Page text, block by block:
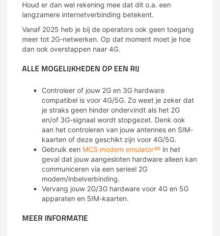
Houd er dan wel rekening mee dat dit o.a. een
langzamere internetverbinding betekent.
Vanaf 2025 heb je bij de operators ook geen toegang
meer tot 2G-netwerken. Op dat moment moet je hoe
dan ook overstappen naar 4G.
ALLE MOGELIJKHEDEN OP EEN RIJ
Controleer of jouw 2G en 3G hardware
compatibel is voor 4G/5G. Zo weet je zeker dat
je straks geen hinder ondervindt als het 2G
en/of 3G-signaal wordt stopgezet. Denk ook
aan het controleren van jouw antennes en SIM-
kaarten of deze geschikt zijn voor 4G/5G.
Gebruik een MCS modem emulator
in het
geval dat jouw aangesloten hardware alleen kan
communiceren via een serieel 2G
modem/inbelverbinding.
Vervang jouw 2G/3G hardware voor 4G en 5G
apparaten en SIM-kaarten.
MEER INFORMATIE